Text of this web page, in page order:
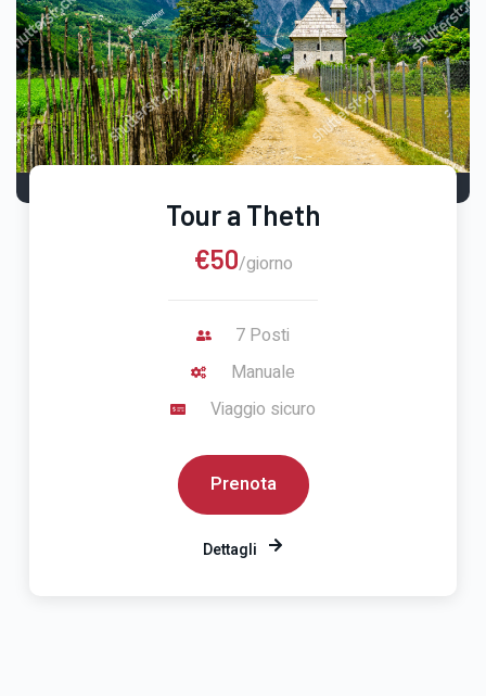
Tour a Theth
€50/giorno
7 Posti
Manuale
Viaggio sicuro
Prenota
Dettagli